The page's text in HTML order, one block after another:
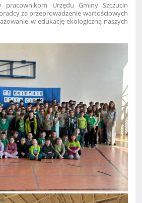
pracownikom Urzędu Gminy Szczucin
za przeprowadzenie wartościowych
w edukację ekologiczną naszych